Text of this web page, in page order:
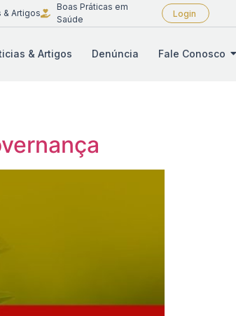
& Artigos
Boas Práticas em
Saúde
Login
& Artigos Denúncia Fale Conosco